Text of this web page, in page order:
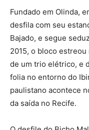
Fundado em Olinda,
desfila com seu
Bajado, e segue
2015, o bloco estreou
de um trio elétrico, e
folia no entorno do
paulistano acontece
da saída no Recife.